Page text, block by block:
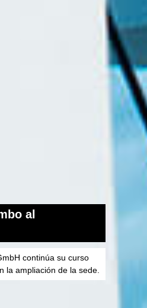
al
continúa su curso
la ampliación de la sede.